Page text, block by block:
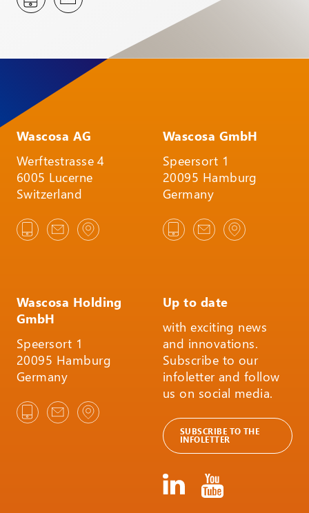
Wascosa AG
Werftestrasse 4
6005 Lucerne
Switzerland
Wascosa GmbH
Speersort 1
20095 Hamburg
Germany
Wascosa Holding
GmbH
Speersort 1
20095 Hamburg
Germany
Up to date
with exciting news
and innovations.
Subscribe to our
infoletter and follow
us on social media.
SUBSCRIBE TO THE
INFOLETTER